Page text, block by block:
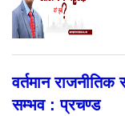
वर्तमान
सम्भव : प्रचण्ड